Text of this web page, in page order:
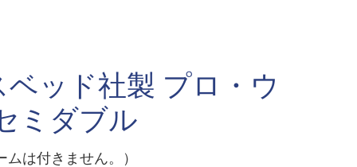
ベッド社製 プロ・ウ
ミダブル
は付きません。）